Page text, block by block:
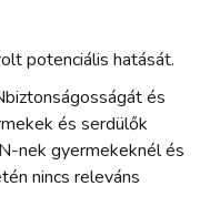
potenciális hatását.
és
és serdülők
nek gyermekeknél és
nincs releváns